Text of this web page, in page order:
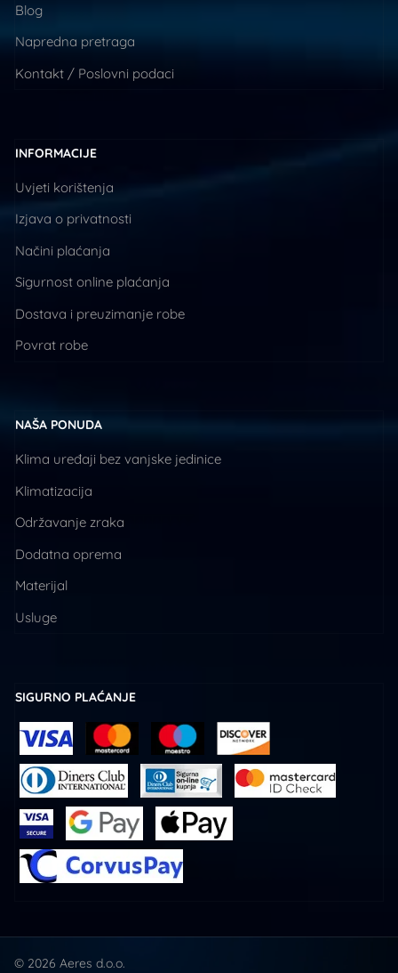
Blog
Napredna pretraga
Kontakt / Poslovni podaci
INFORMACIJE
Uvjeti korištenja
Izjava o privatnosti
Načini plaćanja
Sigurnost online plaćanja
Dostava i preuzimanje robe
Povrat robe
NAŠA PONUDA
Klima uređaji bez vanjske jedinice
Klimatizacija
Održavanje zraka
Dodatna oprema
Materijal
Usluge
SIGURNO PLAĆANJE
© 2026 Aeres d.o.o.